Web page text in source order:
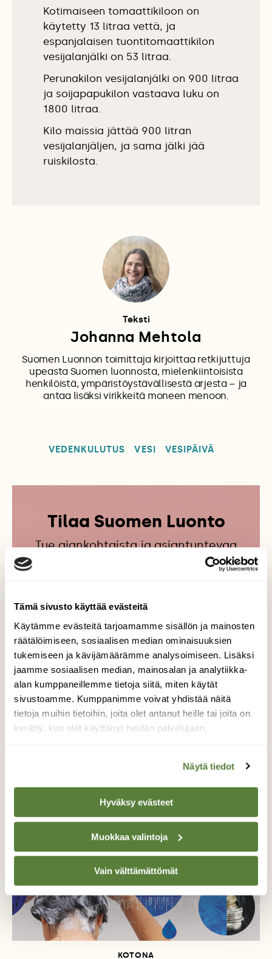
Tämä sivusto käyttää evästeitä
Käytämme evästeitä tarjoamamme sisällön ja mainosten
räätälöimiseen, sosiaalisen median ominaisuuksien
tukemiseen ja kävijämäärämme analysoimiseen. Lisäksi
jaamme sosiaalisen median, mainosalan ja analytiikka-
alan kumppaneillemme tietoja siitä, miten käytät
sivustoamme. Kumppanimme voivat yhdistää näitä
tietoja muihin tietoihin, joita olet antanut heille tai joita on
kerätty, kun olet käyttänyt heidän palvelujaan.
Näytä tiedot
Hyväksy evästeet
Muokkaa valintoja
Vain välttämättömät
Kotimaiseen tomaattikiloon on
käytetty 13 litraa vettä, ja
espanjalaisen tuonti­tomaatti­kilon
vesijalanjälki on 53 litraa.
Perunakilon vesijalanjälki on 900 litraa
ja soijapapukilon vastaava luku on
1800 litraa.
Kilo maissia jättää 900 litran
vesijalanjäljen, ja sama jälki jää
ruiskilosta.
Teksti
Johanna Mehtola
Suomen Luonnon toimittaja kirjoittaa retkijuttuja
upeasta Suomen luonnosta, mielenkiintoisista
henkilöistä, ympäristöystävällisestä arjesta – ja
antaa lisäksi virikkeitä moneen menoon.
VEDENKULUTUS VESI VESIPÄIVÄ
Tilaa Suomen Luonto
Tue ajankohtaista ja asiantuntevaa
luonto- ja ympäristöjournalismia.
Tilaa Suomen Luonto ja tule mukaan
Alk. 3 numeroa 23,40 €.
Tilaa nyt!
KOTONA